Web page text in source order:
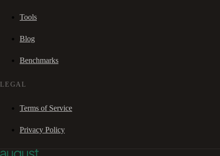
Tools
Blog
Benchmarks
LEGAL
Terms of Service
Privacy Policy